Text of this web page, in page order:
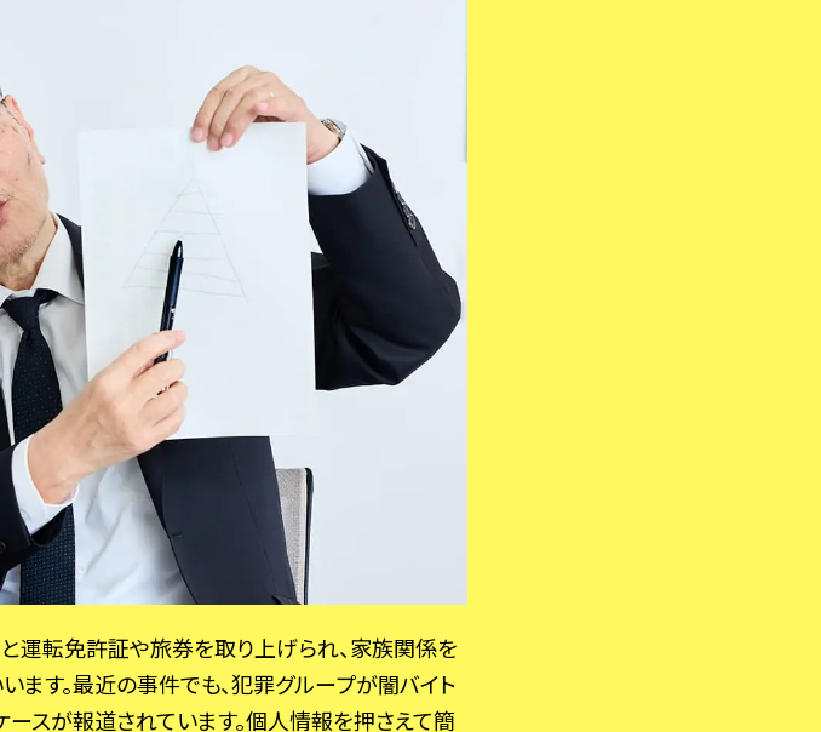
運転免許証や旅券を取り上げられ、家族関係を
す。最近の事件でも、犯罪グループが闇バイト
スが報道されています。個人情報を押さえて簡